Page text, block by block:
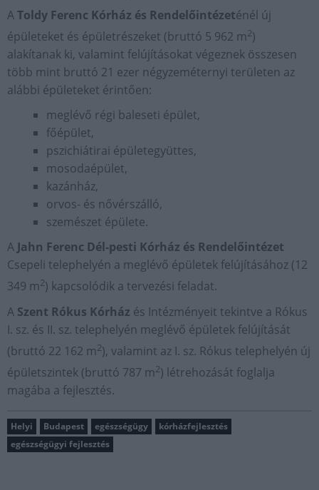
AToldy Ferenc Kórház és Rendelőintézeténél új
épületeket és épületrészeket (bruttó 5 962 m2)
alakítanak ki, valamint felújításokat végeznek összesen
több mint bruttó 21 ezer négyzeméternyi területen az
alábbi épületeket érintően:
meglévő régi baleseti épület,
főépület,
pszichiátirai épületegyüttes,
mosodaépület,
kazánház,
orvos- és nővérszálló,
szemészet épülete.
A Jahn Ferenc Dél-pesti Kórház és Rendelőintézet
Csepeli telephelyén a meglévő épületek felújításához (12
349 m2) kapcsolódik a tervezési feladat.
A Szent Rókus Kórház és Intézményeit tekintve a Rókus
I. sz. és II. sz. telephelyén meglévő épületek felújítását
(bruttó 22 162 m2), valamint az I. sz. Rókus telephelyén új
épületszintek (bruttó 787 m2) létrehozását foglalja
magába a fejlesztés.
Helyi Budapest egészségügy
kórházfejlesztés
egészségügyi fejlesztés